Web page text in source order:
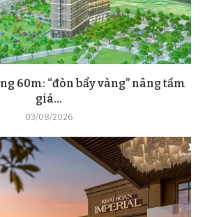
60m: “đòn bẩy vàng” nâng tầm
giá...
03/08/2026